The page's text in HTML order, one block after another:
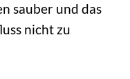
sauber und das
nicht zu